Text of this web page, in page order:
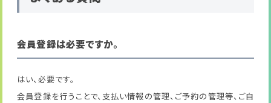
会員登録は必要ですか。
はい、必要です。
会員登録を行うことで、支払い情報の管理、ご予約の管理等、ご自